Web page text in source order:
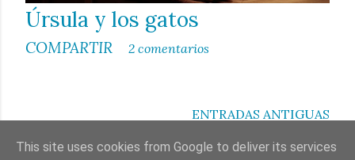
Úrsula y los gatos
COMPARTIR 2 comentarios
ENTRADAS ANTIGUAS
This site uses cookies from Google to deliver its services